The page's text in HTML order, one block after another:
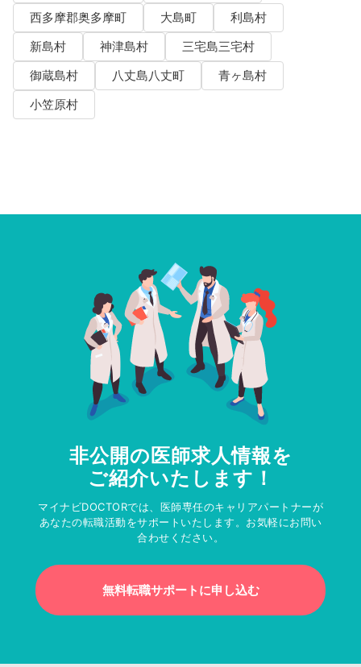
西多摩郡奥多摩町
大島町
利島村
新島村
神津島村
三宅島三宅村
御蔵島村
八丈島八丈町
青ヶ島村
小笠原村
非公開の医師求人情報を
ご紹介いたします！
マイナビDOCTORでは、医師専任のキャリアパートナーが
あなたの転職活動をサポートいたします。お気軽にお問い
合わせください。
無料転職サポートに申し込む